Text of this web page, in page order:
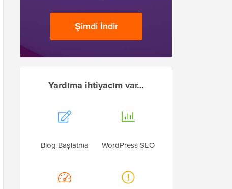
Şimdi İndir
Yardıma ihtiyacım var…
Blog Başlatma WordPress SEO